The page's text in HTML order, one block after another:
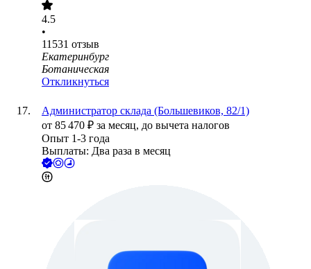
4.5
•
11531 отзыв
Екатеринбург
Ботаническая
Откликнуться
Администратор склада (Большевиков, 82/1)
от 85 470 ₽ за месяц, до вычета налогов
Опыт 1-3 года
Выплаты: Два раза в месяц